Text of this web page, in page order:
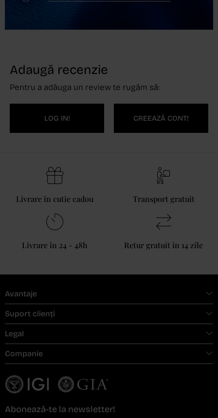
Adaugă recenzie
Pentru a adăuga un review te rugăm să:
LOG IN! CREEAZĂ CONT!
Livrare în cutie cadou Transport gratuit
Livrare în 24 - 48h Retur gratuit în 14 zile
Avantaje
Suport clienți
Legal
Companie
Abonează-te la newsletter!